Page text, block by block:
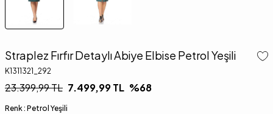
Straplez Fırfır Detaylı Abiye Elbise Petrol Yeşili
K1311321_292
23.399,99TL 7.499,99TL %68
Renk : Petrol Yeşili